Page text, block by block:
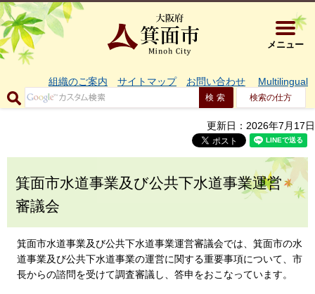
大阪府箕
メニュー
組織のご案内 サイトマップ お問い合わせ Multilingual
検索の仕方
更新日：2026年7月17日
箕面市水道事業及び公共下水道事業運営
審議会
箕面市水道事業及び公共下水道事業運営審議会では、箕面市の水
道事業及び公共下水道事業の運営に関する重要事項について、市
長からの諮問を受けて調査審議し、答申をおこなっています。